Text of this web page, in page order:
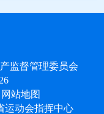
监督管理委员会
网站地图
运动会指挥中心